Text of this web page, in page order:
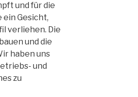
und für die
Gesicht,
verliehen. Die
und die
haben uns
und
zu